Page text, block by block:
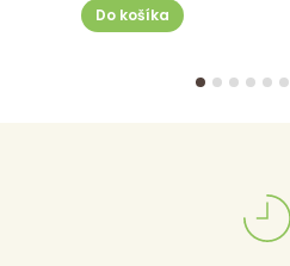
Do košíka